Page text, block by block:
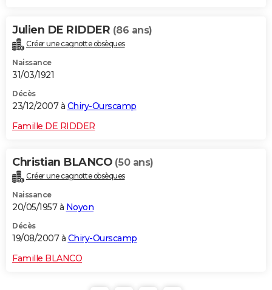
Julien DE RIDDER (86 ans)
Créer une cagnotte obsèques
Naissance
31/03/1921
Décès
23/12/2007 à Chiry-Ourscamp
Famille DE RIDDER
Christian BLANCO (50 ans)
Créer une cagnotte obsèques
Naissance
20/05/1957 à Noyon
Décès
19/08/2007 à Chiry-Ourscamp
Famille BLANCO